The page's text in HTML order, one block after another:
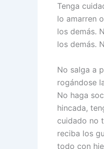
Tenga
lo amarren
los demás.
los demás.
No salga a
rogándose
No haga
hincada,
cuidado no
reciba los
todo con